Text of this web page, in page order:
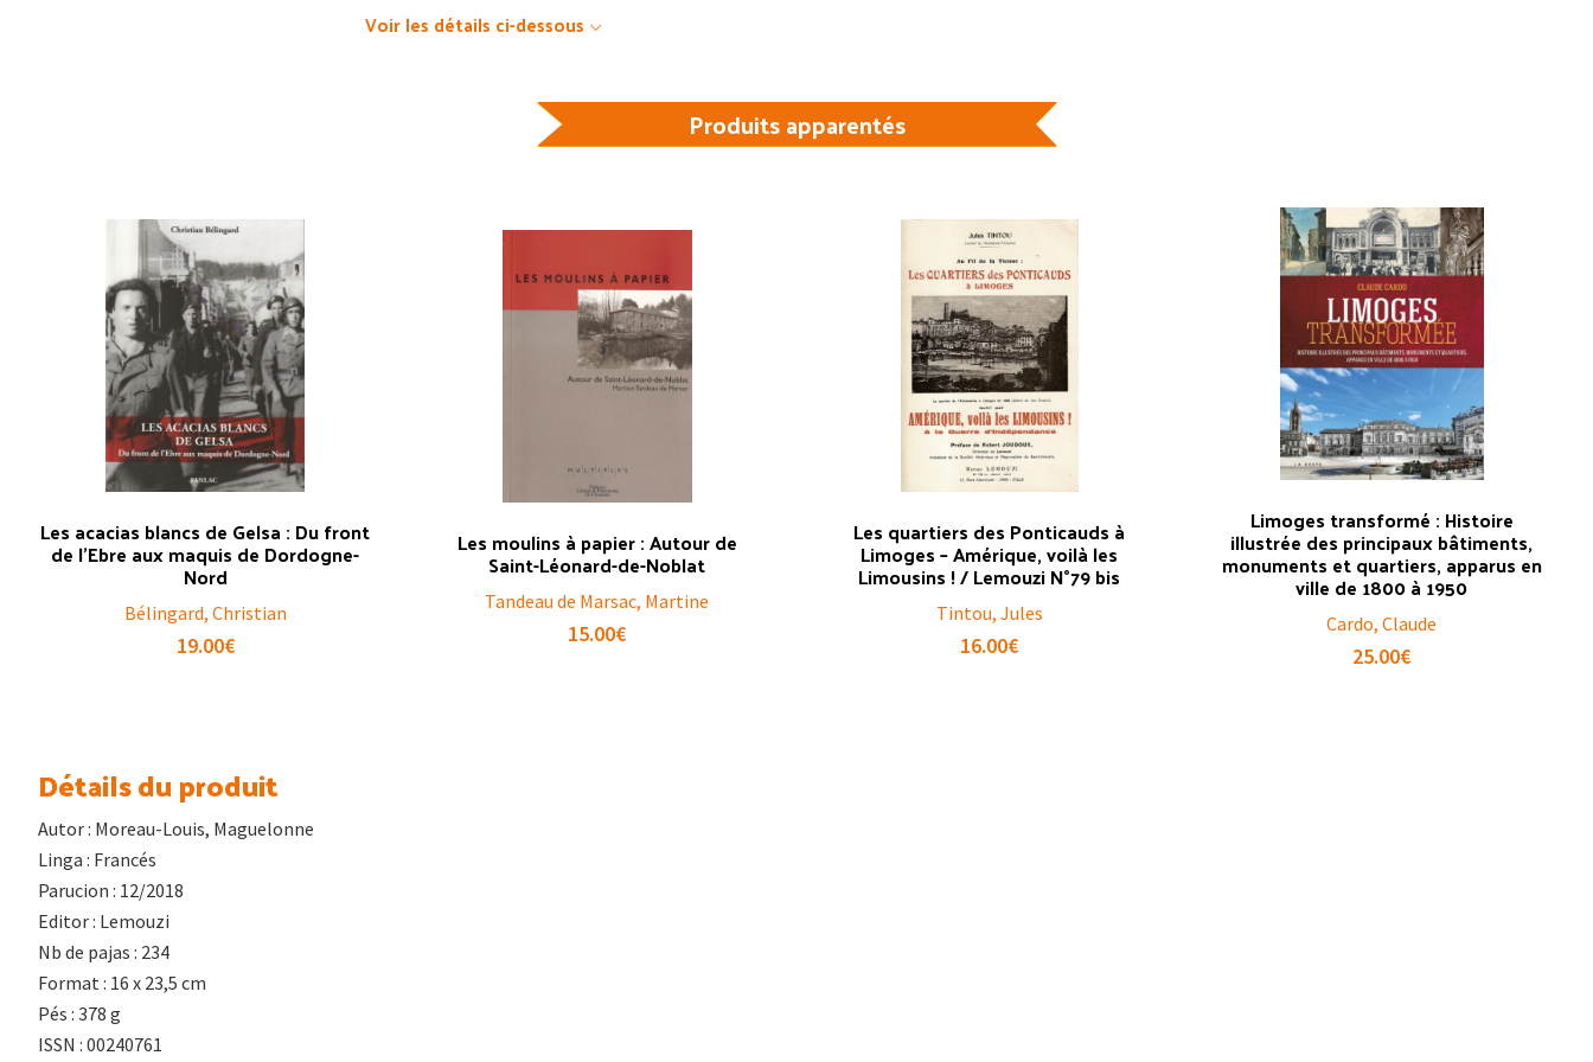
Voir les détails ci-dessous
Produits apparentés
Les acacias blancs de Gelsa : Du front
de l’Ebre aux maquis de Dordogne-
Nord
Bélingard, Christian
19.00€
Les moulins à papier : Autour de
Saint-Léonard-de-Noblat
Tandeau de Marsac, Martine
15.00€
Les quartiers des Ponticauds à
Limoges – Amérique, voilà les
Limousins ! / Lemouzi N°79 bis
Tintou, Jules
16.00€
Limoges transformé : Histoire
illustrée des principaux bâtiments,
monuments et quartiers, apparus en
ville de 1800 à 1950
Cardo, Claude
25.00€
Détails du produit
Autor : Moreau-Louis, Maguelonne
Linga : Francés
Parucion : 12/2018
Editor : Lemouzi
Nb de pajas : 234
Format : 16 x 23,5 cm
Pés : 378 g
ISSN : 00240761